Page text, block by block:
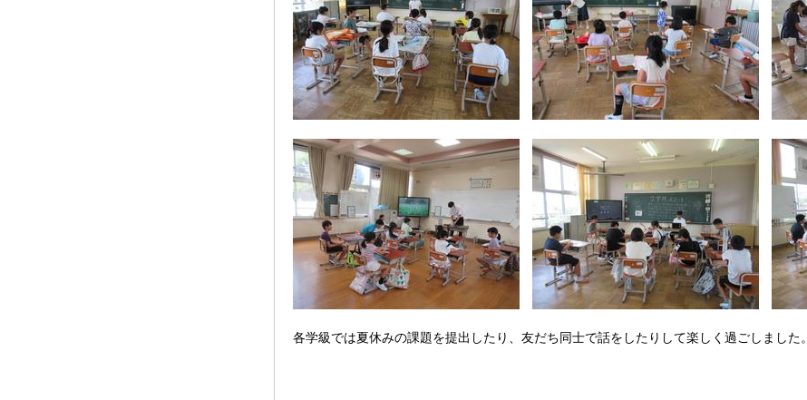
各学級では夏休みの課題を提出したり、友だち同士で話をしたりして楽しく過ごしました。